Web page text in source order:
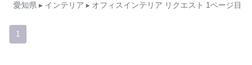
愛知県 ▸ インテリア ▸ オフィスインテリア リクエスト 1ページ目
1